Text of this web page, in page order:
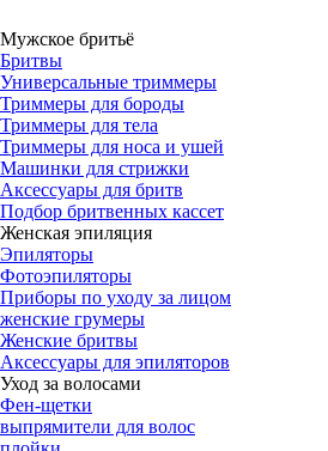
Мужское бритьё
Бритвы
Универсальные триммеры
Триммеры для бороды
Триммеры для тела
Триммеры для носа и ушей
Машинки для стрижки
Аксессуары для бритв
Подбор бритвенных кассет
Женская эпиляция
Эпиляторы
Фотоэпиляторы
Приборы по уходу за лицом
женские грумеры
Женские бритвы
Аксессуары для эпиляторов
Уход за волосами
Фен-щетки
выпрямители для волос